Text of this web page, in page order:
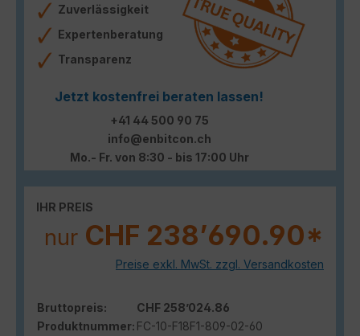
Zuverlässigkeit
Expertenberatung
Transparenz
Jetzt kostenfrei beraten lassen!
+41 44 500 90 75
info@enbitcon.ch
Mo.- Fr. von 8:30 - bis 17:00 Uhr
IHR PREIS
nur CHF 238’690.90*
Preise exkl. MwSt. zzgl. Versandkosten
Bruttopreis:
CHF 258’024.86
Produktnummer: FC-10-F18F1-809-02-60